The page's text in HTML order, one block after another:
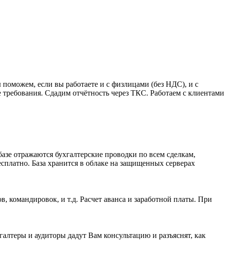
если вы работаете и с физлицами (без НДС), и с
Сдадим отчётность через ТКС. Работаем с клиентами
отражаются бухгалтерские проводки по всем сделкам,
База хранится в облаке на защищенных серверах
командировок, и т.д. Расчет аванса и заработной платы. При
и аудиторы дадут Вам консультацию и разъяснят, как